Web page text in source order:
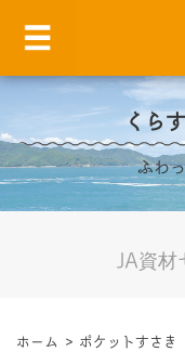
くら
ふわ
JA資材
ホーム > ポケットすさき